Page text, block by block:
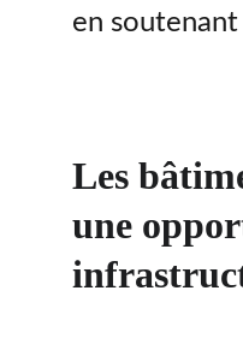
en
Les
une